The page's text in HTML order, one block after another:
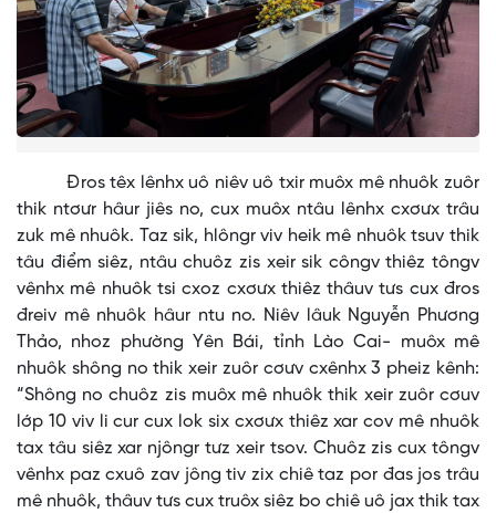
Đros têx lênhx uô niêv uô txir muôx mê nhuôk zuôr
thik ntơưr hâur jiês no, cux muôx ntâu lênhx cxơưx trâu
zuk mê nhuôk. Taz sik, hlôngr viv heik mê nhuôk tsuv thik
tâu điểm siêz, ntâu chuôz zis xeir sik côngv thiêz tôngv
vênhx mê nhuôk tsi cxoz cxơưx thiêz thâuv tưs cux đros
đreiv mê nhuôk hâur ntu no. Niêv lâuk Nguyễn Phương
Thảo, nhoz phường Yên Bái, tỉnh Lào Cai- muôx mê
nhuôk shông no thik xeir zuôr cơưv cxênhx 3 pheiz kênh:
“Shông no chuôz zis muôx mê nhuôk thik xeir zuôr cơuv
lớp 10 viv li cur cux lok six cxơưx thiêz xar cov mê nhuôk
tax tâu siêz xar njôngr tưz xeir tsov. Chuôz zis cux tôngv
vênhx paz cxuô zav jông tiv zix chiê taz por đas jos trâu
mê nhuôk, thâuv tưs cux truôx siêz bo chiê uô jax thik tax